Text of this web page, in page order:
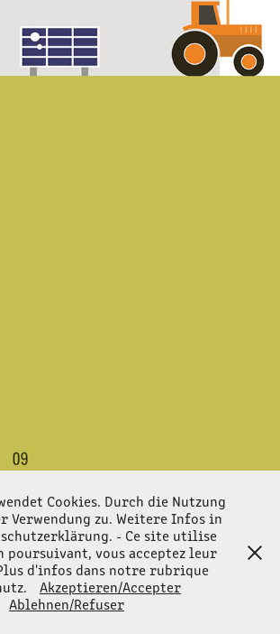
Cookies. Durch die Nutzung
Verwendung zu. Weitere Infos in
- Ce site utilise
poursuivant, vous acceptez leur
d'infos dans notre rubrique
Akzeptieren/Accepter
Ablehnen/Refuser